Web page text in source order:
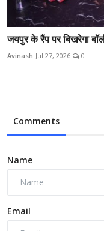
जयपुर के रैंप पर बिखरेगा
Avinash Jul 27, 2026 0
Comments
Name
Email